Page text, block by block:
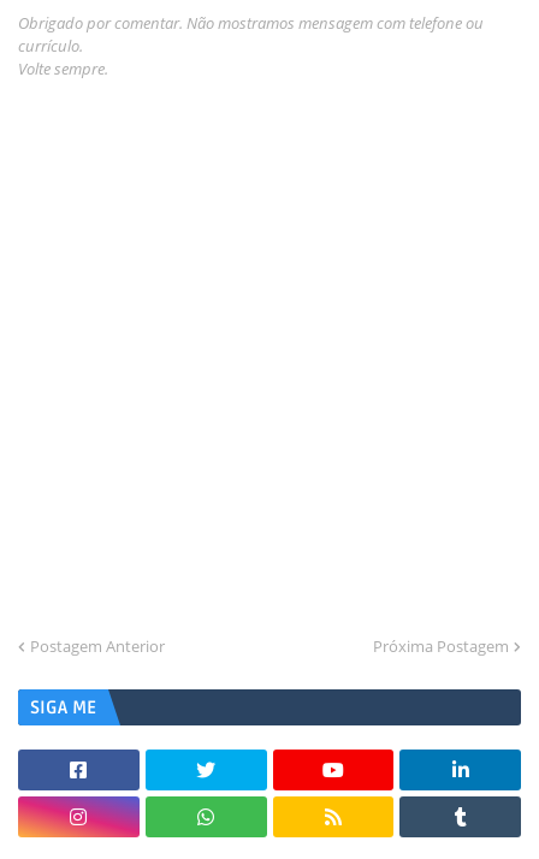
Obrigado por comentar. Não mostramos mensagem com telefone ou
currículo.
Volte sempre.
Postagem Anterior Próxima Postagem
SIGA ME